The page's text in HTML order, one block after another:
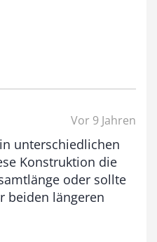
Vor 9 Jahren
unterschiedlichen
Konstruktion die
oder sollte
beiden längeren